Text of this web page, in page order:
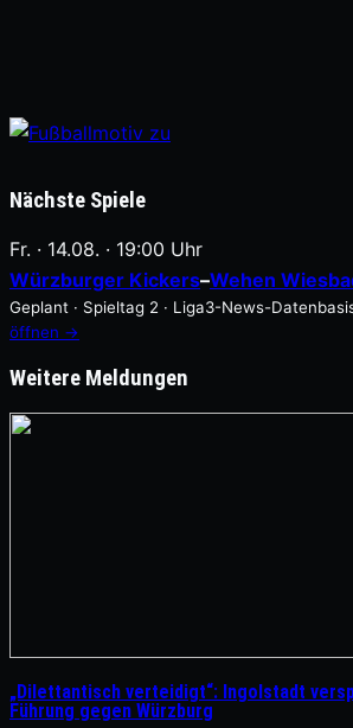
Nächste Spiele
Fr. · 14.08. · 19:00 Uhr
Würzburger Kickers–Wehen
Geplant · Spieltag 2 · Liga3-News-
öffnen →
Weitere Meldungen
„Dilettantisch verteidigt“: Ingolstadt
Führung gegen Würzburg